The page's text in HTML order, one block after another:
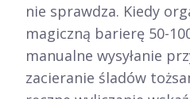
nie sprawdza. Kiedy
magiczną barierę 50-
manualne wysyłanie
zacieranie śladów